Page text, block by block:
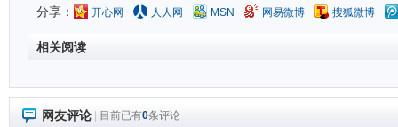
分享： 开心网 人人网 MSN 网易微博 搜狐微博
相关阅读
网友评论 目前已有0条评论